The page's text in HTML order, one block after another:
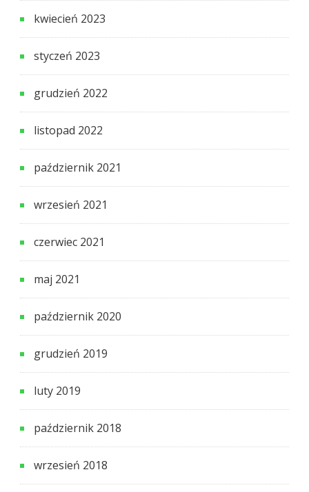
kwiecień 2023
styczeń 2023
grudzień 2022
listopad 2022
październik 2021
wrzesień 2021
czerwiec 2021
maj 2021
październik 2020
grudzień 2019
luty 2019
październik 2018
wrzesień 2018